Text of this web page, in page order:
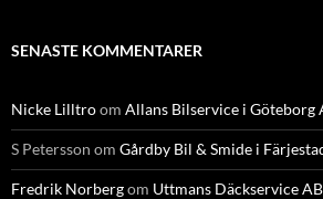
SENASTE KOMMENTARER
Nicke Lilltroom Allans Bilservice i Göteborg
S Petersson om Gårdby Bil & Smide i
Fredrik Norbergom Uttmans Däckservice AB